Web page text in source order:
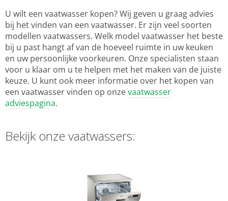
U wilt een vaatwasser kopen? Wij geven u graag advies
bij het vinden van een vaatwasser. Er zijn veel soorten
modellen vaatwassers. Welk model vaatwasser het beste
bij u past hangt af van de hoeveel ruimte in uw keuken
en uw persoonlijke voorkeuren. Onze specialisten staan
voor u klaar om u te helpen met het maken van de juiste
keuze. U kunt ook meer informatie over het kopen van
een vaatwasser vinden op onzevaatwasser
adviespagina.
Bekijk onze vaatwassers: